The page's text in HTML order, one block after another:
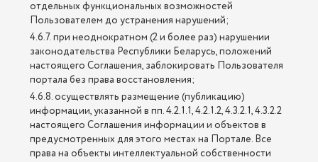
отдельных функциональных возможностей
Пользователем до устранения нарушений;
4.6.7. при неоднократном (2 и более раз) нарушении
законодательства Республики Беларусь, положений
настоящего Соглашения, заблокировать Пользователя
портала без права восстановления;
4.6.8. осуществлять размещение (публикацию)
информации, указанной в пп. 4.2.1.1, 4.2.1.2, 4.3.2.1, 4.3.2.2
настоящего Соглашения информации и объектов в
предусмотренных для этого местах на Портале. Все
права на объекты интеллектуальной собственности